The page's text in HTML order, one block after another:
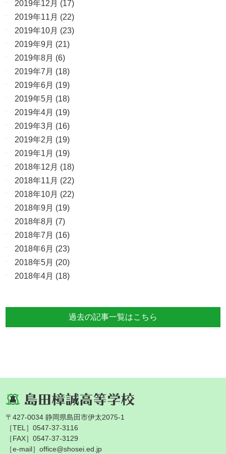
2019年12月 (17)
2019年11月 (22)
2019年10月 (23)
2019年9月 (21)
2019年8月 (6)
2019年7月 (18)
2019年6月 (19)
2019年5月 (18)
2019年4月 (19)
2019年3月 (16)
2019年2月 (19)
2019年1月 (19)
2018年12月 (18)
2018年11月 (22)
2018年10月 (22)
2018年9月 (19)
2018年8月 (7)
2018年7月 (16)
2018年6月 (23)
2018年5月 (20)
2018年4月 (18)
過去の記事一覧はこちら
〒427-0034 静岡県島田市伊太2075-1
［TEL］0547-37-3116
［FAX］0547-37-3129
［e-mail］office@shosei.ed.jp